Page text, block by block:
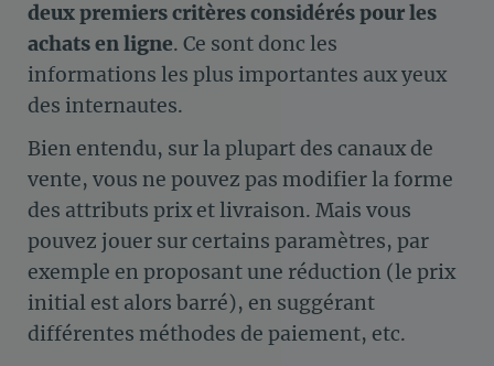
deux premiers critères considérés pour les
achats en ligne. Ce sont donc les
informations les plus importantes aux yeux
des internautes.
Bien entendu, sur la plupart des canaux de
vente, vous ne pouvez pas modifier la forme
des attributs prix et livraison. Mais vous
pouvez jouer sur certains paramètres, par
exemple en proposant une réduction (le prix
initial est alors barré), en suggérant
différentes méthodes de paiement, etc.